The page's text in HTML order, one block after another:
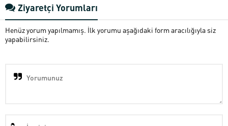
Ziyaretçi Yorumları
Henüz yorum yapılmamış. İlk yorumu aşağıdaki form aracılığıyla siz
yapabilirsiniz.